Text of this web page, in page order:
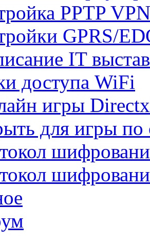
PPTP
GPRS/
IT
доступа WiFi
игры
для игры по